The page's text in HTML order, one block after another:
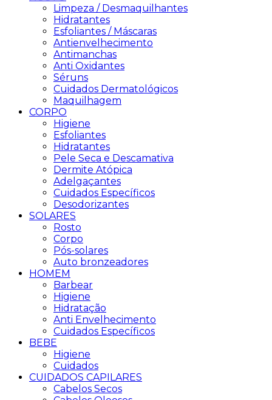
Limpeza / Desmaquilhantes
Hidratantes
Esfoliantes / Máscaras
Antienvelhecimento
Antimanchas
Anti Oxidantes
Séruns
Cuidados Dermatológicos
Maquilhagem
CORPO
Higiene
Esfoliantes
Hidratantes
Pele Seca e Descamativa
Dermite Atópica
Adelgaçantes
Cuidados Específicos
Desodorizantes
SOLARES
Rosto
Corpo
Pós-solares
Auto bronzeadores
HOMEM
Barbear
Higiene
Hidratação
Anti Envelhecimento
Cuidados Específicos
BEBE
Higiene
Cuidados
CUIDADOS CAPILARES
Cabelos Secos